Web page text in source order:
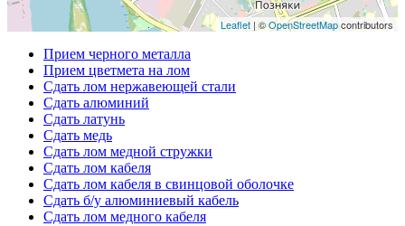
Leaflet | ©OpenStreetMapcontributors
Прием черного металла
Прием цветмета на лом
Сдать лом нержавеющей стали
Сдать алюминий
Сдать латунь
Сдать медь
Сдать лом медной стружки
Сдать лом кабеля
Сдать лом кабеля в свинцовой оболочке
Сдать б/у алюминиевый кабель
Сдать лом медного кабеля